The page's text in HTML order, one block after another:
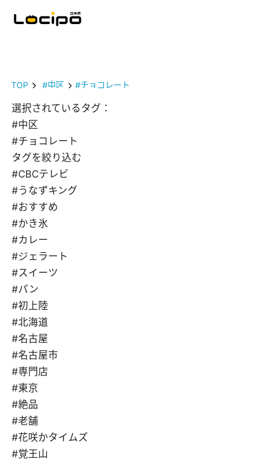
TOP #中区 #チョコレート
選択されているタグ：
#中区
#チョコレート
タグを絞り込む
#CBCテレビ
#うなずキング
#おすすめ
#かき氷
#カレー
#ジェラート
#スイーツ
#パン
#初上陸
#北海道
#名古屋
#名古屋市
#専門店
#東京
#絶品
#老舗
#花咲かタイムズ
#覚王山